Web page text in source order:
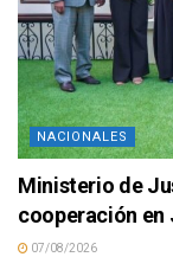
NACIONALES
Ministerio de
cooperación en
07/08/2026